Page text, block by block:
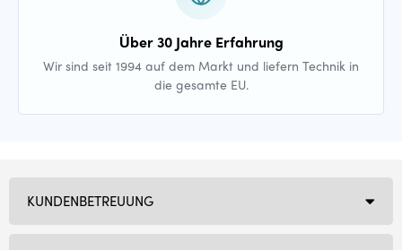
Über 30 Jahre Erfahrung
Wir sind seit 1994 auf dem Markt und liefern Technik in
die gesamte EU.
KUNDENBETREUUNG